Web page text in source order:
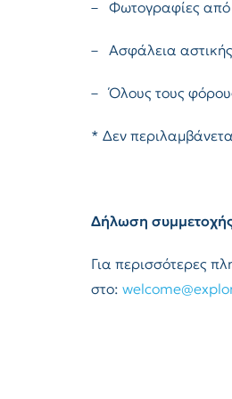
– Φωτογραφίες από
– Ασφάλεια
– Όλους τους
* Δεν
Δήλωση
Για περισσότερες
στο: